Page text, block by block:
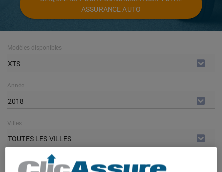
ASSURANCE AUTO
Modèles disponibles
XTS
Année
2018
Villes
TOUTES LES VILLES